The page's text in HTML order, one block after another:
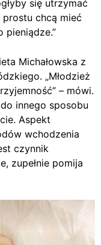
się utrzymać
chcą mieć
Michałowska z
„Młodzież
– mówi.
innego sposobu
Aspekt
wchodzenia
czynnik
zupełnie pomija